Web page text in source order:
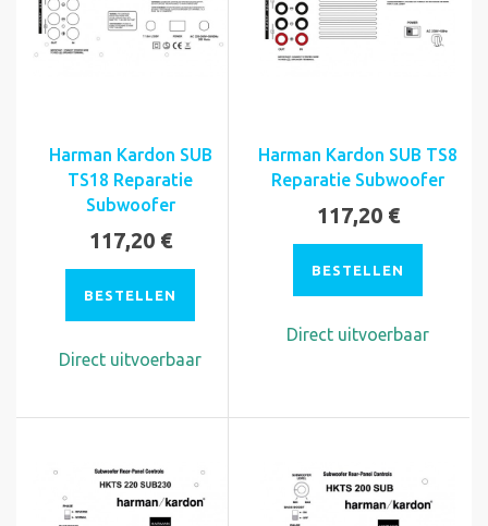
Harman Kardon SUB
TS18 Reparatie
Subwoofer
117,20 €
BESTELLEN
Direct uitvoerbaar
Harman Kardon SUB TS8
Reparatie Subwoofer
117,20 €
BESTELLEN
Direct uitvoerbaar